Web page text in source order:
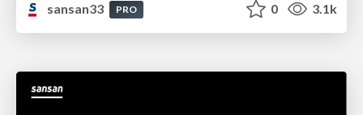
sansan33
PRO 0 3.1k